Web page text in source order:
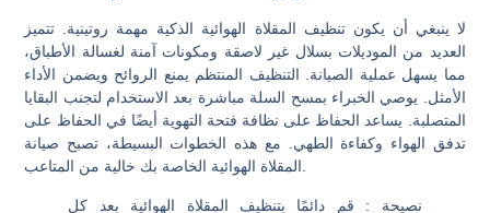
لا ينبغي أن يكون تنظيف المقلاة الهوائية الذكية مهمة روتينية. تتميز
العديد من الموديلات بسلال غير لاصقة ومكونات آمنة لغسالة الأطباق،
مما يسهل عملية الصيانة. التنظيف المنتظم يمنع الروائح ويضمن الأداء
الأمثل. يوصي الخبراء بمسح السلة مباشرة بعد الاستخدام لتجنب البقايا
المتصلبة. يساعد الحفاظ على نظافة فتحة التهوية أيضًا في الحفاظ على
تدفق الهواء وكفاءة الطهي. مع هذه الخطوات البسيطة، تصبح صيانة
المقلاة الهوائية الخاصة بك خالية من المتاعب.
نصيحة : قم دائمًا بتنظيف المقلاة الهوائية بعد كل